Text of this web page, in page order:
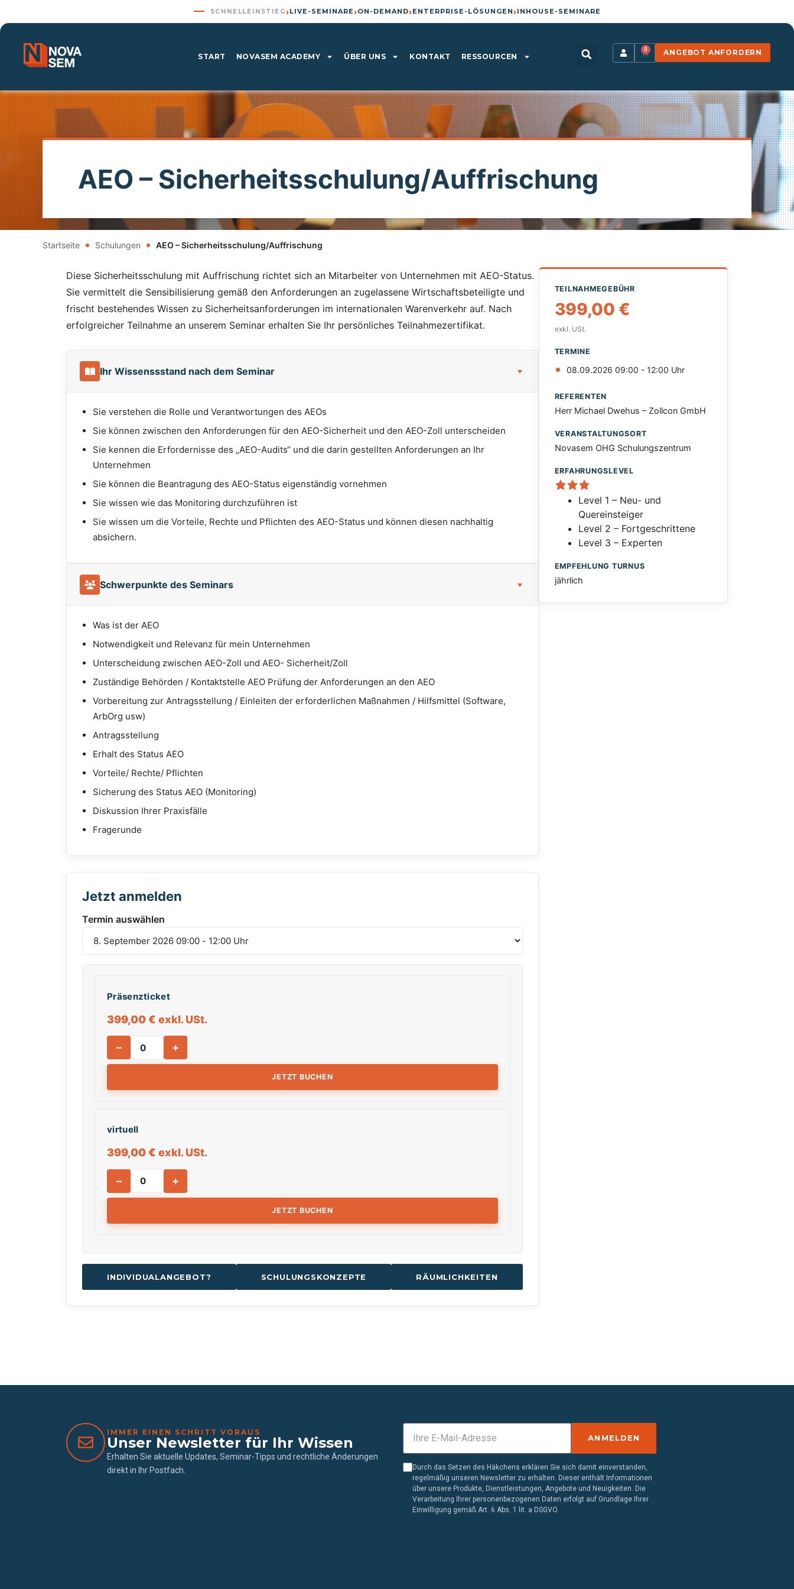
SCHNELLEINSTIEG›LIVE-SEMINARE›ON-DEMAND›ENTERPRISE-LÖSUNGEN›INHOUSE-SEMINARE
START NOVASEM ACADEMY ÜBER UNS KONTAKT RESSOURCEN
0 ANGEBOT ANFORDERN
AEO – Sicherheitsschulung/Auffrischung
Startseite Schulungen AEO – Sicherheitsschulung/Auffrischung
Diese Sicherheitsschulung mit Auffrischung richtet sich an Mitarbeiter von Unternehmen mit AEO-Status.
Sie vermittelt die Sensibilisierung gemäß den Anforderungen an zugelassene Wirtschaftsbeteiligte und
frischt bestehendes Wissen zu Sicherheitsanforderungen im internationalen Warenverkehr auf. Nach
erfolgreicher Teilnahme an unserem Seminar erhalten Sie Ihr persönliches Teilnahmezertifikat.
Ihr Wissenssstand nach dem Seminar
Sie verstehen die Rolle und Verantwortungen des AEOs
Sie können zwischen den Anforderungen für den AEO-Sicherheit und den AEO-Zoll unterscheiden
Sie kennen die Erfordernisse des „AEO-Audits“ und die darin gestellten Anforderungen an Ihr
Unternehmen
Sie können die Beantragung des AEO-Status eigenständig vornehmen
Sie wissen wie das Monitoring durchzuführen ist
Sie wissen um die Vorteile, Rechte und Pflichten des AEO-Status und können diesen nachhaltig
absichern.
Schwerpunkte des Seminars
Was ist der AEO
Notwendigkeit und Relevanz für mein Unternehmen
Unterscheidung zwischen AEO-Zoll und AEO- Sicherheit/Zoll
Zuständige Behörden / Kontaktstelle AEO Prüfung der Anforderungen an den AEO
Vorbereitung zur Antragsstellung / Einleiten der erforderlichen Maßnahmen / Hilfsmittel (Software,
ArbOrg usw)
Antragsstellung
Erhalt des Status AEO
Vorteile/ Rechte/ Pflichten
Sicherung des Status AEO (Monitoring)
Diskussion Ihrer Praxisfälle
Fragerunde
Jetzt anmelden
Termin auswählen
Präsenzticket
399,00€ exkl. USt.
– +
JETZT BUCHEN
virtuell
399,00€ exkl. USt.
– +
JETZT BUCHEN
INDIVIDUALANGEBOT? SCHULUNGSKONZEPTE RÄUMLICHKEITEN
TEILNAHMEGEBÜHR
399,00 €
exkl. USt.
TERMINE
08.09.2026 09:00 - 12:00 Uhr
REFERENTEN
Herr Michael Dwehus – Zollcon GmbH
VERANSTALTUNGSORT
Novasem OHG Schulungszentrum
ERFAHRUNGSLEVEL
Level 1 – Neu- und
Quereinsteiger
Level 2 – Fortgeschrittene
Level 3 – Experten
EMPFEHLUNG TURNUS
jährlich
IMMER EINEN SCHRITT VORAUS
Unser Newsletter für Ihr Wissen
Erhalten Sie aktuelle Updates, Seminar-Tipps und rechtliche Änderungen
direkt in Ihr Postfach.
ANMELDEN
Durch das Setzen des Häkchens erklären Sie sich damit einverstanden,
regelmäßig unseren Newsletter zu erhalten. Dieser enthält Informationen
über unsere Produkte, Dienstleistungen, Angebote und Neuigkeiten. Die
Verarbeitung Ihrer personenbezogenen Daten erfolgt auf Grundlage Ihrer
Einwilligung gemäß Art. 6 Abs. 1 lit. a DSGVO.